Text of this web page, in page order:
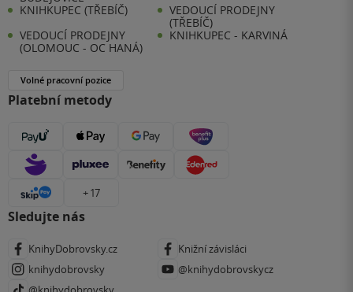
KNIHKUPEC (TŘEBÍČ)
VEDOUCÍ PRODEJNY
(TŘEBÍČ)
VEDOUCÍ PRODEJNY
(OLOMOUC - OC HANÁ)
KNIHKUPEC - KARVINÁ
Volné pracovní pozice
Platební metody
+ 17
Sledujte nás
KnihyDobrovsky.cz
Knižní závisláci
knihydobrovsky
@knihydobrovskycz